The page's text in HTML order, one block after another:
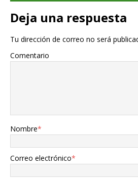
Deja una respuesta
Tu dirección de correo no será
Comentario
Nombre*
Correo electrónico*